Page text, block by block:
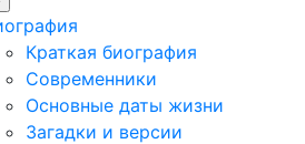
Краткая биография
Современники
Основные даты жизни
Загадки и версии